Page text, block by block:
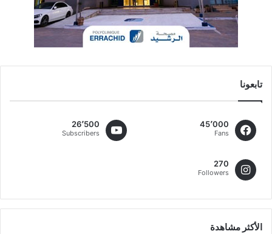
تابعونا
45٬000
Fans
26٬500
Subscribers
270
Followers
الأكثر مشاهدة